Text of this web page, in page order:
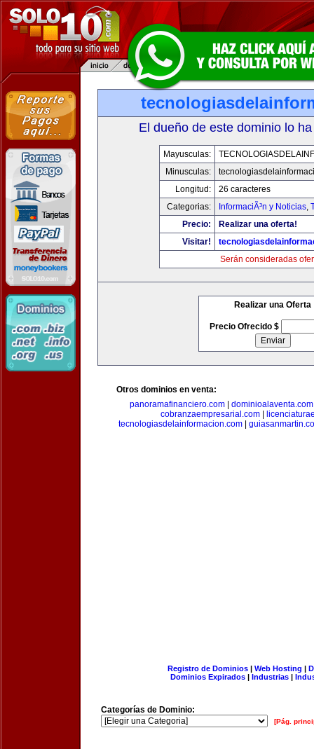
El dueño de este dominio lo
Mayusculas:
Minusculas:
Longitud:
26 caracteres
Categorias:
InformaciÃ³n y Noticias,
Precio:
Realizar una oferta!
Visitar!
Serán consideradas
Realizar una Oferta
Precio Ofrecido $
Otros dominios en venta:
panoramafinanciero.com
dominioalaventa.com
cobranzaempresarial.com
tecnologiasdelainformacion.com|
Registro de Dominios| Web Hosting |
Dominios Expirados | Industrias |
Categorías de Dominio:
[Pág.